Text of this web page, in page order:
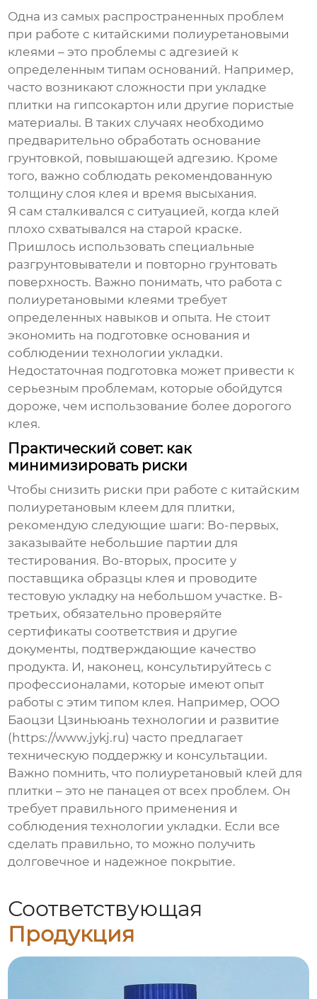
Одна из самых распространенных проблем
при работе с китайскими полиуретановыми
клеями – это проблемы с адгезией к
определенным типам оснований. Например,
часто возникают сложности при укладке
плитки на гипсокартон или другие пористые
материалы. В таких случаях необходимо
предварительно обработать основание
грунтовкой, повышающей адгезию. Кроме
того, важно соблюдать рекомендованную
толщину слоя клея и время высыхания.
Я сам сталкивался с ситуацией, когда клей
плохо схватывался на старой краске.
Пришлось использовать специальные
разгрунтовыватели и повторно грунтовать
поверхность. Важно понимать, что работа с
полиуретановыми клеями требует
определенных навыков и опыта. Не стоит
экономить на подготовке основания и
соблюдении технологии укладки.
Недостаточная подготовка может привести к
серьезным проблемам, которые обойдутся
дороже, чем использование более дорогого
клея.
Практический совет: как
минимизировать риски
Чтобы снизить риски при работе с китайским
полиуретановым клеем для плитки,
рекомендую следующие шаги: Во-первых,
заказывайте небольшие партии для
тестирования. Во-вторых, просите у
поставщика образцы клея и проводите
тестовую укладку на небольшом участке. В-
третьих, обязательно проверяйте
сертификаты соответствия и другие
документы, подтверждающие качество
продукта. И, наконец, консультируйтесь с
профессионалами, которые имеют опыт
работы с этим типом клея. Например, ООО
Баоцзи Цзиньюань технологии и развитие
(https://www.jykj.ru) часто предлагает
техническую поддержку и консультации.
Важно помнить, что полиуретановый клей для
плитки – это не панацея от всех проблем. Он
требует правильного применения и
соблюдения технологии укладки. Если все
сделать правильно, то можно получить
долговечное и надежное покрытие.
Соответствующая
Продукция